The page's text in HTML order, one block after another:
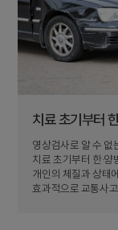
치료 초기부터
영상검사로 알 수 없
치료 초기부터 한·
개인의 체질과 상태
효과적으로 교통사